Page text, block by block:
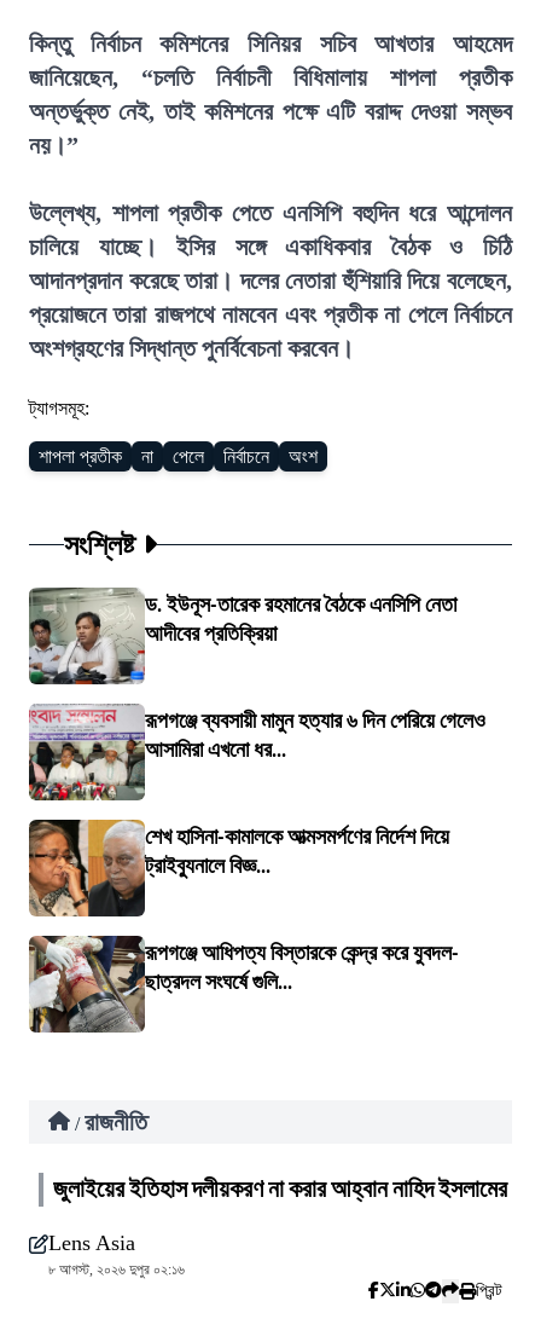
কিন্তু নির্বাচন কমিশনের সিনিয়র সচিব আখতার আহমেদ
জানিয়েছেন, “চলতি নির্বাচনী বিধিমালায় শাপলা প্রতীক
অন্তর্ভুক্ত নেই, তাই কমিশনের পক্ষে এটি বরাদ্দ দেওয়া সম্ভব
নয়।”
উল্লেখ্য, শাপলা প্রতীক পেতে এনসিপি বহুদিন ধরে আন্দোলন
চালিয়ে যাচ্ছে। ইসির সঙ্গে একাধিকবার বৈঠক ও চিঠি
আদানপ্রদান করেছে তারা। দলের নেতারা হুঁশিয়ারি দিয়ে বলেছেন,
প্রয়োজনে তারা রাজপথে নামবেন এবং প্রতীক না পেলে নির্বাচনে
অংশগ্রহণের সিদ্ধান্ত পুনর্বিবেচনা করবেন।
ট্যাগসমূহ:
শাপলা প্রতীক না পেলে নির্বাচনে অংশ
সংশ্লিষ্ট
ড. ইউনূস-তারেক রহমানের বৈঠকে এনসিপি নেতা
আদীবের প্রতিক্রিয়া
রূপগঞ্জে ব্যবসায়ী মামুন হত্যার ৬ দিন পেরিয়ে গেলেও
আসামিরা এখনো ধর...
শেখ হাসিনা-কামালকে আত্মসমর্পণের নির্দেশ দিয়ে
ট্রাইব্যুনালে বিজ্ঞ...
রূপগঞ্জে আধিপত্য বিস্তারকে কেন্দ্র করে যুবদল-
ছাত্রদল সংঘর্ষে গুলি...
/ রাজনীতি
জুলাইয়ের ইতিহাস দলীয়করণ না করার আহ্বান নাহিদ ইসলামের
Lens Asia
৮ আগস্ট, ২০২৬ দুপুর ০২:১৬
প্রিন্ট